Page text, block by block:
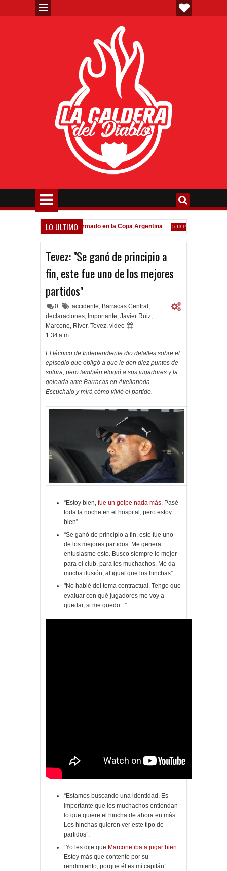
LO ULTIMO
Todo confirmado en la Copa Argentina 5:13 PM Goleada
Tevez: "Se ganó de principio a
fin, este fue uno de los mejores
partidos"
0 accidente, Barracas Central ,
declaraciones, Importante, Javier Ruiz,
Marcone, River, Tevez, video
1:34 a.m.
El técnico de Independiente dio detalles sobre el
episodio que obligó a que le den diez puntos de
sutura, pero también elogió a sus jugadores y la
goleada ante Barracas en Avellaneda.
Escuchalo y mirá cómo vivió el partido.
“Estoy bien, fue un golpe nada más. Pasé
toda la noche en el hospital, pero estoy
bien”.
“Se ganó de principio a fin, este fue uno
de los mejores partidos. Me genera
entusiasmo esto. Busco siempre lo mejor
para el club, para los muchachos. Me da
mucha ilusión, al igual que los hinchas”.
"No hablé del tema contractual. Tengo que
evaluar con qué jugadores me voy a
quedar, si me quedo...”
“Estamos buscando una identidad. Es
importante que los muchachos entiendan
lo que quiere el hincha de ahora en más.
Los hinchas quieren ver este tipo de
partidos”.
“Yo les dije que Marcone iba a jugar bien.
Estoy más que contento por su
rendimiento, porque él es mí capitán”.